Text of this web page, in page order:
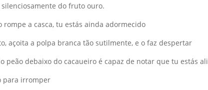
do fruto ouro.
rompe a casca, tu estás ainda adormecido
açoita a polpa branca tão sutilmente, e o faz despertar
peão debaixo do cacaueiro é capaz de notar que tu estás ali
para irromper